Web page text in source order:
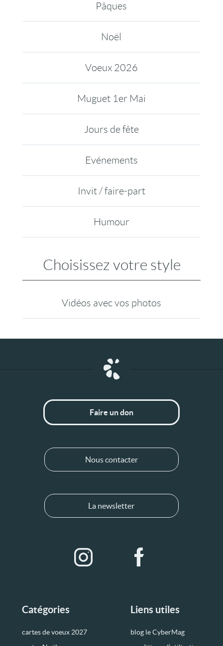
Pâques
Noël
Voeux 2026
Muguet 1er Mai
Jours de fête
Evénements
Invit / faire-part
Humour
Choisissez votre style
Vidéos avec vos photos
Catégories
cartes de voeux 2027
Liens utiles
blog le CyberMag
Faire un don
Nous contacter
La newsletter